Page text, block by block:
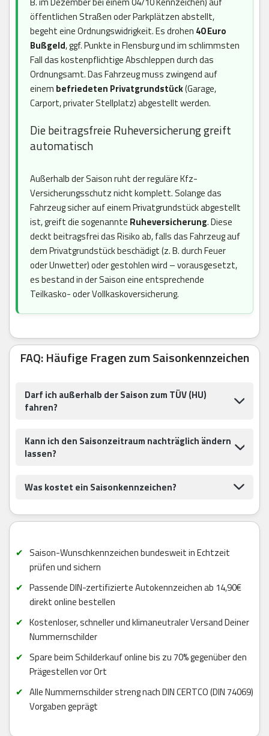
öffentlichen Straßen oder Parkplätzen abstellt,
begeht eine Ordnungswidrigkeit. Es drohen 40 Euro
Bußgeld, ggf. Punkte in Flensburg und im schlimmsten
Fall das kostenpflichtige Abschleppen durch das
Ordnungsamt. Das Fahrzeug muss zwingend auf
einem befriedeten Privatgrundstück(Garage,
Carport, privater Stellplatz) abgestellt werden.
Die beitragsfreie Ruheversicherung greift
automatisch
Außerhalb der Saison ruht der reguläre Kfz-
Versicherungsschutz nicht komplett. Solange das
Fahrzeug sicher auf einem Privatgrundstück abgestellt
ist, greift die sogenannte Ruheversicherung. Diese
deckt beitragsfrei das Risiko ab, falls das Fahrzeug auf
dem Privatgrundstück beschädigt (z. B. durch Feuer
oder Unwetter) oder gestohlen wird – vorausgesetzt,
es bestand in der Saison eine entsprechende
Teilkasko- oder Vollkaskoversicherung.
FAQ: Häufige Fragen zum Saisonkennzeichen
Darf ich außerhalb der Saison zum TÜV (HU)
fahren?
Kann ich den Saisonzeitraum nachträglich ändern
lassen?
Was kostet ein Saisonkennzeichen?
Saison-Wunschkennzeichen bundesweit in Echtzeit
prüfen und sichern
Passende DIN-zertifizierte Autokennzeichen ab 14,90€
direkt online bestellen
Kostenloser, schneller und klimaneutraler Versand Deiner
Nummernschilder
Spare beim Schilderkauf online bis zu 70% gegenüber den
Prägestellen vor Ort
Alle Nummernschilder streng nach DIN CERTCO (DIN 74069)
Vorgaben geprägt